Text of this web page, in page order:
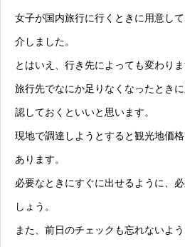
女子が国内旅行に行くときに用意し
介しました。
とはいえ、行き先によっても変わりま
旅行先でなにか足りなくなったとき
認しておくといいと思います。
現地で調達しようとすると観光地価
あります。
必要なときにすぐに出せるように、
しょう。
また、前日のチェックも忘れないよ